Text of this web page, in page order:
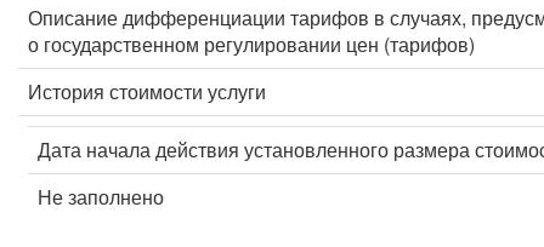
Описание дифференциации тарифов в случаях,
о государственном регулировании цен (тарифов)
История стоимости услуги
Дата начала действия установленного размера
Не заполнено